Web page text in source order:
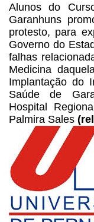
Alunos do
Garanhuns
protesto, para
Governo do
falhas
Medicina
Implantação do
Saúde de
Hospital
Palmira Sales